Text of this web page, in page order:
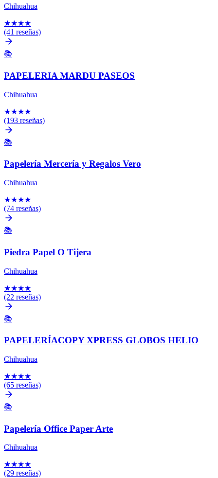
Chihuahua
★★★★
(41 reseñas)
📚
PAPELERIA MARDU PASEOS
Chihuahua
★★★★
(193 reseñas)
📚
Papelería Mercería y Regalos Vero
Chihuahua
★★★★
(74 reseñas)
📚
Piedra Papel O Tijera
Chihuahua
★★★★
(22 reseñas)
📚
PAPELERÍACOPY XPRESS GLOBOS HELIO
Chihuahua
★★★★
(65 reseñas)
📚
Papelería Office Paper Arte
Chihuahua
★★★★
(29 reseñas)